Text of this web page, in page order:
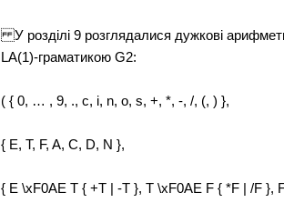
У розділі 9 розглядалися дужкові
LA(1)-граматикою G2:
( { 0, … , 9, ., c, i, n, o, s, +, *, -, /, (, ) },
{ E, T, F, A, C, D, N },
{ E \xF0AE T { +T | -T }, T \xF0AE F { *F | /F },